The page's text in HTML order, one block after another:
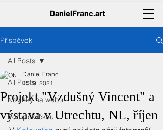
DanielFranc.art
Příspěvek
All Posts
Novinky na webu
Pod pokličkou
All Posts
Projekt "Vzdušný Vincent" a
výstava v Utrechtu, NL, říjen
Daniel Franc
15. 9. 2021